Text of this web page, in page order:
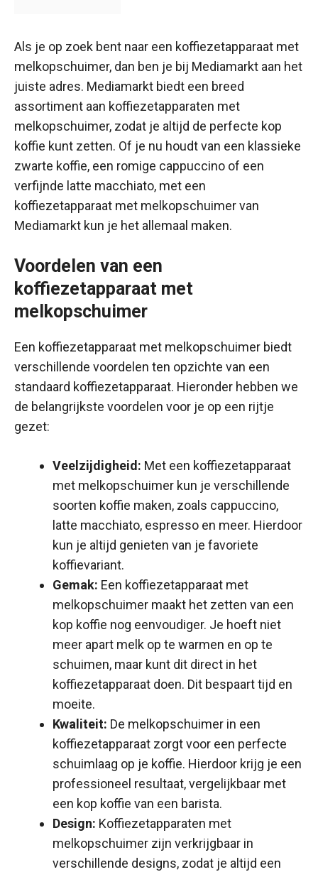
Als je op zoek bent naar een koffiezetapparaat met
melkopschuimer, dan ben je bij Mediamarkt aan het
juiste adres. Mediamarkt biedt een breed
assortiment aan koffiezetapparaten met
melkopschuimer, zodat je altijd de perfecte kop
koffie kunt zetten. Of je nu houdt van een klassieke
zwarte koffie, een romige cappuccino of een
verfijnde latte macchiato, met een
koffiezetapparaat met melkopschuimer van
Mediamarkt kun je het allemaal maken.
Voordelen van een
koffiezetapparaat met
melkopschuimer
Een koffiezetapparaat met melkopschuimer biedt
verschillende voordelen ten opzichte van een
standaard koffiezetapparaat. Hieronder hebben we
de belangrijkste voordelen voor je op een rijtje
gezet:
Veelzijdigheid: Met een koffiezetapparaat
met melkopschuimer kun je verschillende
soorten koffie maken, zoals cappuccino,
latte macchiato, espresso en meer. Hierdoor
kun je altijd genieten van je favoriete
koffievariant.
Gemak: Een koffiezetapparaat met
melkopschuimer maakt het zetten van een
kop koffie nog eenvoudiger. Je hoeft niet
meer apart melk op te warmen en op te
schuimen, maar kunt dit direct in het
koffiezetapparaat doen. Dit bespaart tijd en
moeite.
Kwaliteit: De melkopschuimer in een
koffiezetapparaat zorgt voor een perfecte
schuimlaag op je koffie. Hierdoor krijg je een
professioneel resultaat, vergelijkbaar met
een kop koffie van een barista.
Design: Koffiezetapparaten met
melkopschuimer zijn verkrijgbaar in
verschillende designs, zodat je altijd een